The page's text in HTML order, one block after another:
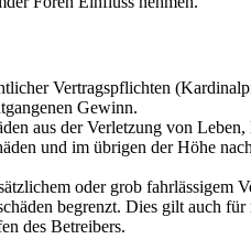
Vertragspflichten
Gewinn.
aus der Verletzung von
und im übrigen der Höhe
oder grob fahrlässigem
begrenzt. Dies gilt auch
des Betreibers.